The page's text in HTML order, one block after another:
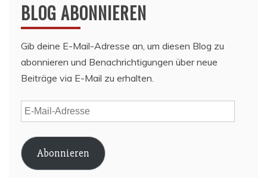
BLOG ABONNIEREN
Gib deine E-Mail-Adresse an, um diesen Blog zu
abonnieren und Benachrichtigungen über neue
Beiträge via E-Mail zu erhalten.
E-
Mail-
Adresse
Abonnieren